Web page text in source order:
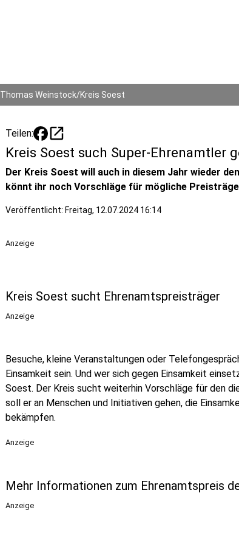
Thomas Weinstock/Kreis Soest
Teilen: open_in_new
Kreis Soest such Super-Ehrenamtler
Der Kreis Soest will auch in diesem Jahr wieder
könnt ihr noch Vorschläge für mögliche
Veröffentlicht: Freitag, 12.07.2024 16:14
Anzeige
Kreis Soest sucht Ehrenamtspreisträger
Anzeige
Besuche, kleine Veranstaltungen oder
Einsamkeit sein. Und wer sich gegen Einsamkeit
Soest. Der Kreis sucht weiterhin Vorschläge für den
soll er an Menschen und Initiativen gehen, die
bekämpfen.
Anzeige
Mehr Informationen zum Ehrenamtspreis
Anzeige